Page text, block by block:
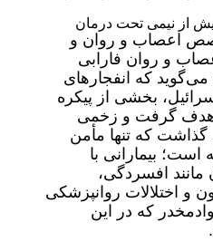
از نیمی تحت درمان
اعصاب و روان و
و روان فارابی
که انفجارهای
بخشی از پیکره
هدف گرفت و زخمی
گذاشت که تنها مأمن
است؛ بیمارانی با
مانند افسردگی،
و اختلالات روانپزشکی
که در این